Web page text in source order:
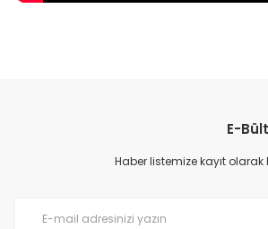
E-
Haber listemize kayıt